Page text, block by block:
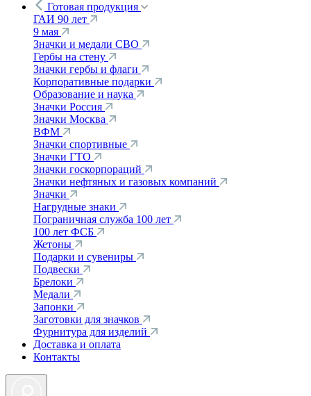
Готовая продукция
ГАИ 90 лет
9 мая
Значки и медали СВО
Гербы на стену
Значки гербы и флаги
Корпоративные подарки
Образование и наука
Значки Россия
Значки Москва
ВФМ
Значки спортивные
Значки ГТО
Значки госкорпораций
Значки нефтяных и газовых компаний
Значки
Нагрудные знаки
Пограничная служба 100 лет
100 лет ФСБ
Жетоны
Подарки и сувениры
Подвески
Брелоки
Медали
Запонки
Заготовки для значков
Фурнитура для изделий
Доставка и оплата
Контакты